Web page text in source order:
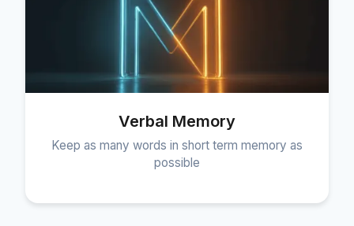
Verbal Memory
Keep as many words in short term memory as
possible